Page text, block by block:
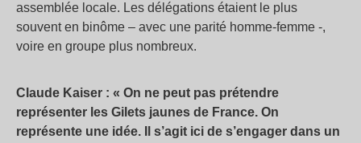
assemblée locale. Les délégations étaient le plus
souvent en binôme – avec une parité homme-femme -,
voire en groupe plus nombreux.
Claude Kaiser : « On ne peut pas prétendre
représenter les Gilets jaunes de France. On
représente une idée. Il s’agit ici de s’engager dans un